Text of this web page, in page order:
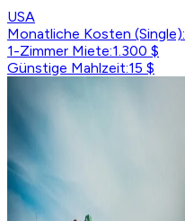
USA
Monatliche Kosten (Single):
1-Zimmer Miete:1.300 $
Günstige Mahlzeit:15 $